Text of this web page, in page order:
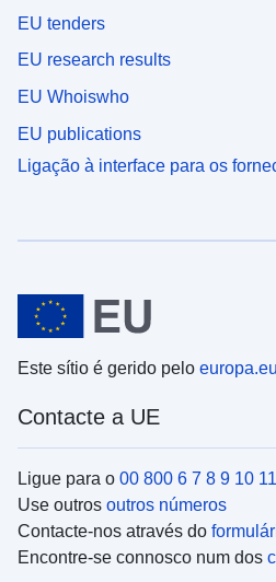
EU tenders
EU research results
EU Whoiswho
EU publications
Ligação à interface para os
Este sítio é gerido pelo europa.eu
Contacte a UE
Ligue para o 00 800 6 7 8 9 10 11
Use outros outros números
Contacte-nos através do
Encontre-se connosco num dos